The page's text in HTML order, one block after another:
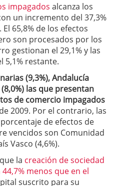
impagados alcanza los
un incremento del 37,3%
65,8% de los efectos
son procesados por los
gestionan el 29,1% y las
5,1% restante.
(9,3%), Andalucía
las que presentan
de comercio impagados
2009. Por el contrario, las
de efectos de
vencidos son Comunidad
Vasco (4,6%).
la creación de sociedad
menos que en el
suscrito para su